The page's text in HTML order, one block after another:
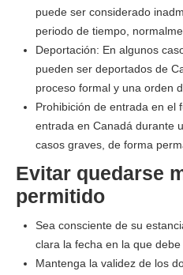
puede ser considerado
periodo de tiempo,
Deportación: En algunos
pueden ser deportados de
proceso formal y una orden
Prohibición de entrada en el
entrada en Canadá durante
casos graves, de forma
Evitar quedarse
permitido
Sea consciente de su
clara la fecha en la que debe
Mantenga la validez de los